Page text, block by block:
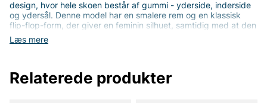
Læs mere
design, hvor hele skoen består af gummi - yderside, inderside
og ydersål. Denne model har en smalere rem og en klassisk
flip-flop-form, der giver en feminin silhuet, samtidig med at den
tilbyder en komfortabel hverdag- og sommerstil. Den helt
gummi-konstruktion gør skoen robust, vandafvisende og nem
komfortabel takket være den tynde, men fleksible rem, der
sidder pænt over foden uden at føles klemte, samtidig med at
Relaterede produkter